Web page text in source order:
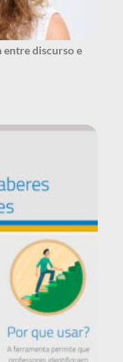
entre discurso e